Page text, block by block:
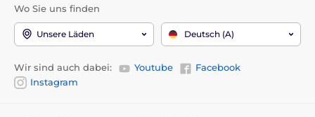
Wo Sie uns finden
Unsere Läden Deutsch (A)
Wir sind auch dabei: Youtube
Facebook
Instagram